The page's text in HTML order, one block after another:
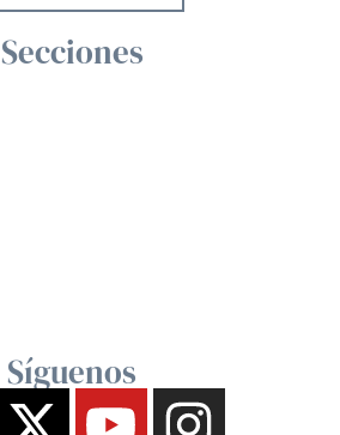
Secciones
Síguenos